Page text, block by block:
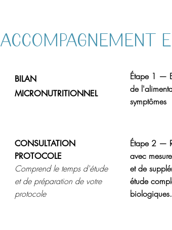
BILAN
MICRONUTRITIONNEL
CONSULTATION
PROTOCOLE
Comprend le temps d'étude
et de préparation de votre
protocole
Étape 1 —
de
symptômes
Étape 2 —
avec
et de
étude
biologiques.
ACCOMPAGNEMENT